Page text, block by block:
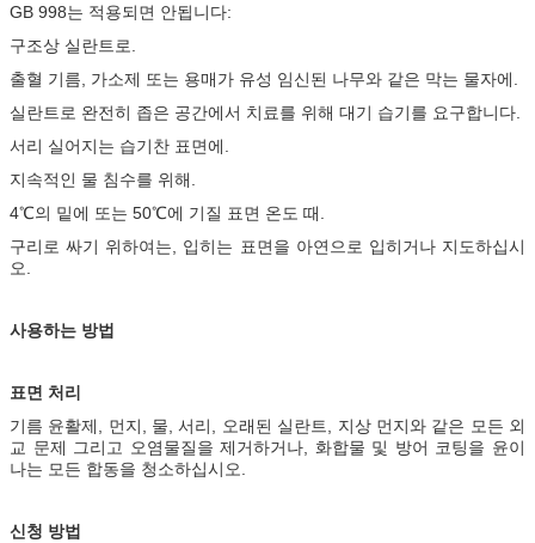
GB 998는 적용되면 안됩니다:
구조상 실란트로.
출혈 기름, 가소제 또는 용매가 유성 임신된 나무와 같은 막는 물자에.
실란트로 완전히 좁은 공간에서 치료를 위해 대기 습기를 요구합니다.
서리 실어지는 습기찬 표면에.
지속적인 물 침수를 위해.
4℃의 밑에 또는 50℃에 기질 표면 온도 때.
구리로 싸기 위하여는, 입히는 표면을 아연으로 입히거나 지도하십시
오.
사용하는 방법
표면 처리
기름 윤활제, 먼지, 물, 서리, 오래된 실란트, 지상 먼지와 같은 모든 외
교 문제 그리고 오염물질을 제거하거나, 화합물 및 방어 코팅을 윤이
나는 모든 합동을 청소하십시오.
신청 방법